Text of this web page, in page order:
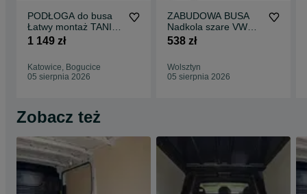
PODŁOGA do busa
Łatwy montaż TANIA
WYSYŁKA Zabudowa
1 149 zł
Katowice, Bogucice
05 sierpnia 2026
ZABUDOWA BUSA
Nadkola szare VW
Transporter T5 T6 !!
538 zł
Wolsztyn
05 sierpnia 2026
Zobacz też